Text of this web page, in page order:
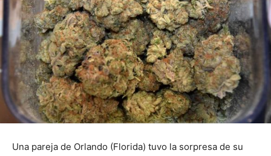
Una pareja de Orlando (Florida) tuvo la sorpresa de su